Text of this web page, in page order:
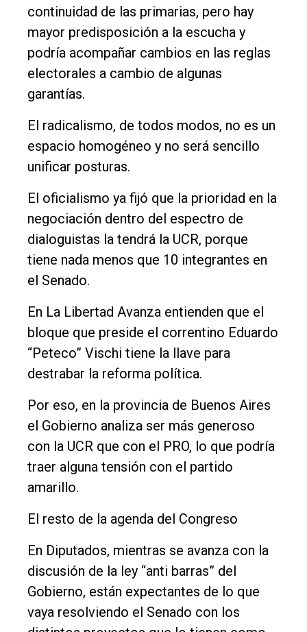
continuidad de las primarias, pero hay
mayor predisposición a la escucha y
podría acompañar cambios en las reglas
electorales a cambio de algunas
garantías.
El radicalismo, de todos modos, no es un
espacio homogéneo y no será sencillo
unificar posturas.
El oficialismo ya fijó que la prioridad en la
negociación dentro del espectro de
dialoguistas la tendrá la UCR, porque
tiene nada menos que 10 integrantes en
el Senado.
En La Libertad Avanza entienden que el
bloque que preside el correntino Eduardo
“Peteco” Vischi tiene la llave para
destrabar la reforma política.
Por eso, en la provincia de Buenos Aires
el Gobierno analiza ser más generoso
con la UCR que con el PRO, lo que podría
traer alguna tensión con el partido
amarillo.
El resto de la agenda del Congreso
En Diputados, mientras se avanza con la
discusión de la ley “anti barras” del
Gobierno, están expectantes de lo que
vaya resolviendo el Senado con los